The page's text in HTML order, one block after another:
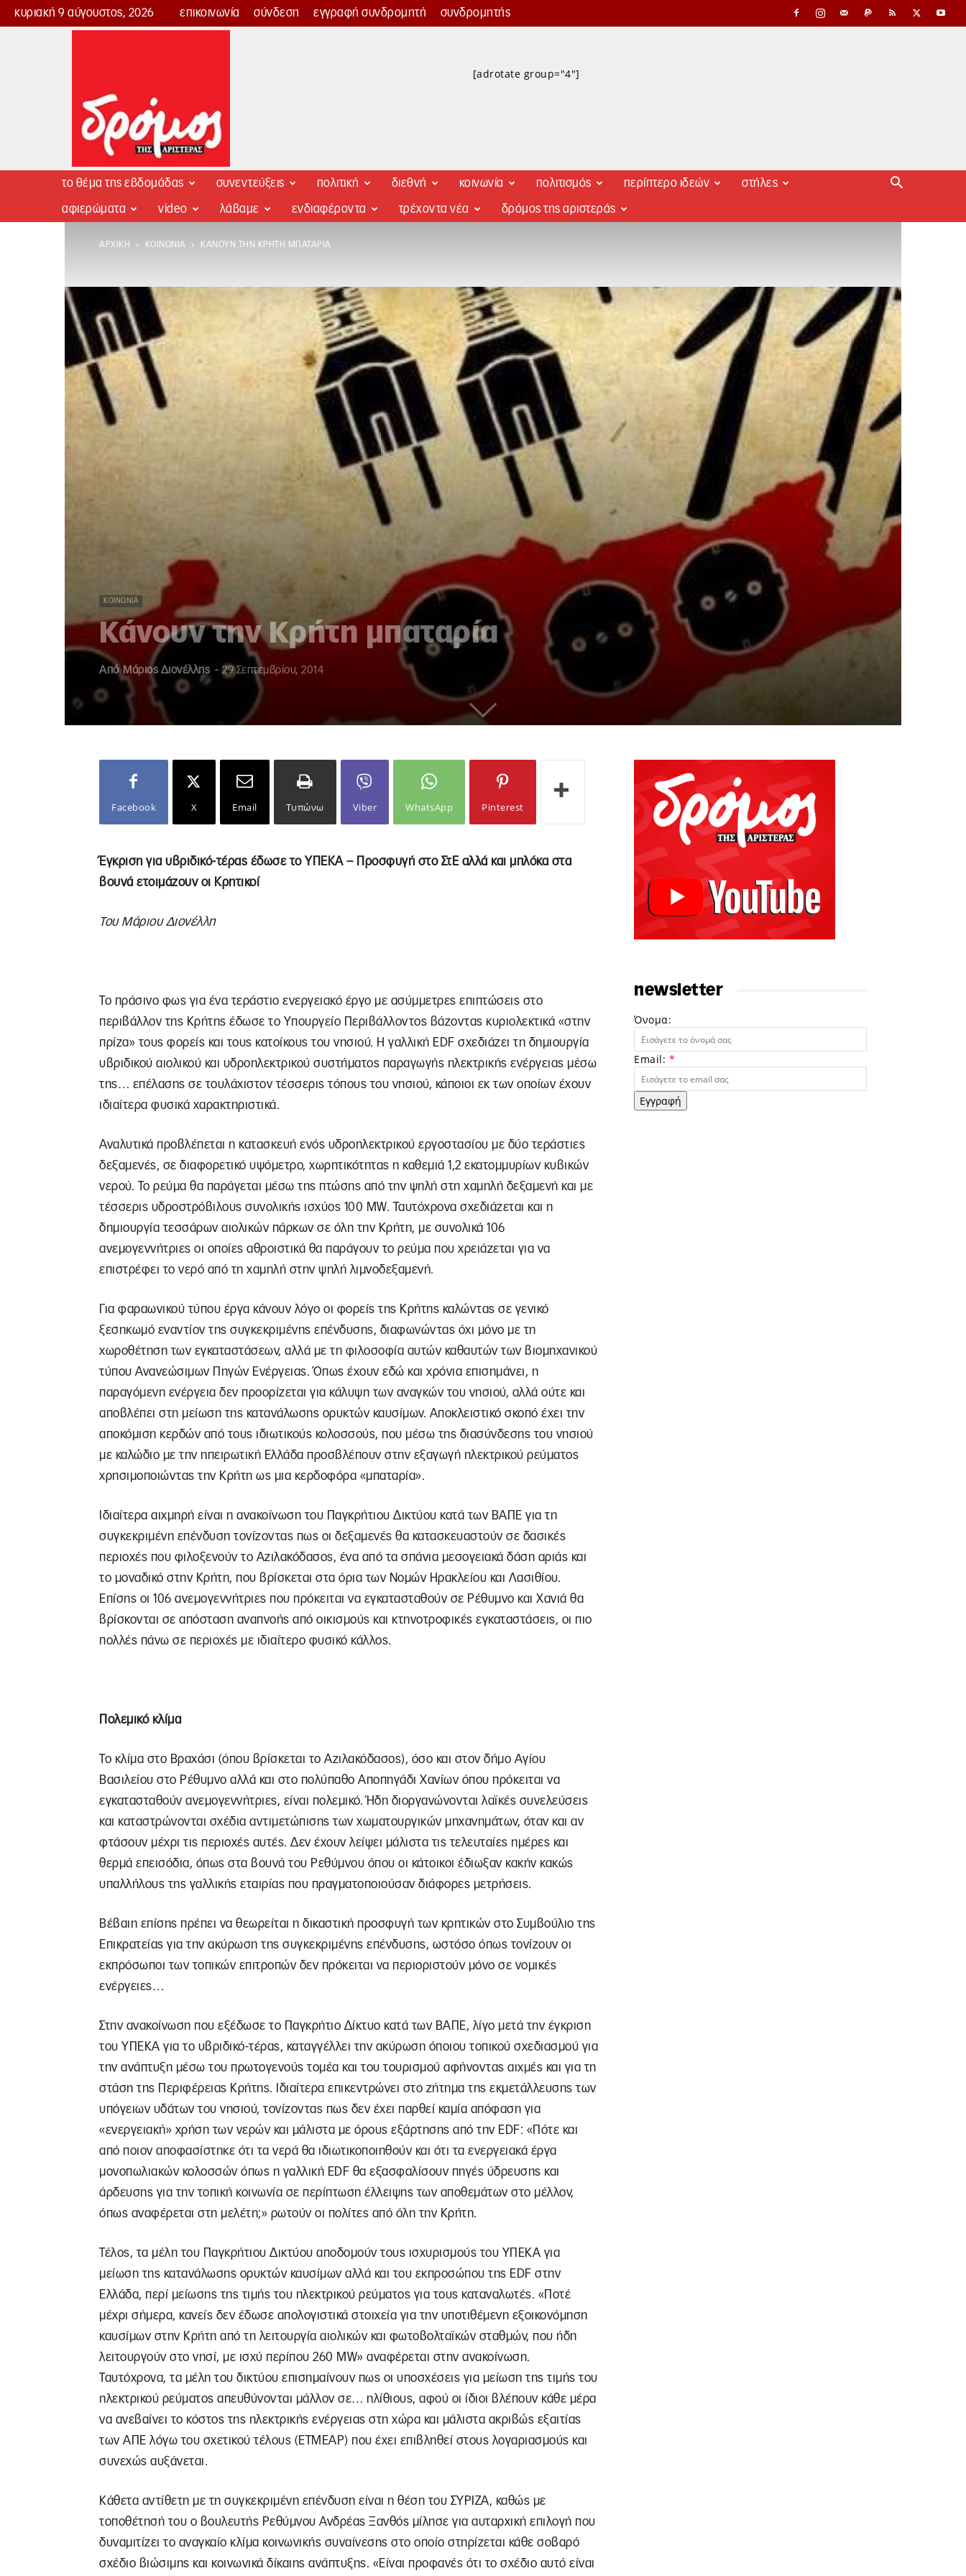
κυριακή 9 αύγουστος, 2026 επικοινωνία σύνδεση εγγραφή συνδρομητή συνδρομητής
Δρόμος
[adrotate group="4"]
το θέμα της εβδομάδας συνεντεύξεις πολιτική διεθνή κοινωνία πολιτισμός περίπτερο ιδεών στήλες
αφιερώματα video λάβαμε ενδιαφέροντα τρέχοντα νέα δρόμος της αριστεράς
ΑΡΧΙΚΉ ΚΟΙΝΩΝΊΑ ΚΆΝΟΥΝ ΤΗΝ ΚΡΉΤΗ ΜΠΑΤΑΡΊΑ
ΚΟΙΝΩΝΊΑ
Κάνουν την Κρήτη μπαταρία
Από Μάριος Διονέλλης - 29 Σεπτεμβρίου, 2014
Facebook X Email Τυπώνω Viber WhatsApp Pinterest
Έγκριση για υβριδικό-τέρας έδωσε το ΥΠΕΚΑ – Προσφυγή στο ΣτΕ αλλά και μπλόκα στα
βουνά ετοιμάζουν οι Κρητικοί
Του Μάριου Διονέλλη
Το πράσινο φως για ένα τεράστιο ενεργειακό έργο με ασύμμετρες επιπτώσεις στο
περιβάλλον της Κρήτης έδωσε το Υπουργείο Περιβάλλοντος βάζοντας κυριολεκτικά «στην
πρίζα» τους φορείς και τους κατοίκους του νησιού. Η γαλλική EDF σχεδιάζει τη δημιουργία
υβριδικού αιολικού και υδροηλεκτρικού συστήματος παραγωγής ηλεκτρικής ενέργειας μέσω
της… επέλασης σε τουλάχιστον τέσσερις τόπους του νησιού, κάποιοι εκ των οποίων έχουν
ιδιαίτερα φυσικά χαρακτηριστικά.
Αναλυτικά προβλέπεται η κατασκευή ενός υδροηλεκτρικού εργοστασίου με δύο τεράστιες
δεξαμενές, σε διαφορετικό υψόμετρο, χωρητικότητας η καθεμιά 1,2 εκατομμυρίων κυβικών
νερού. Το ρεύμα θα παράγεται μέσω της πτώσης από την ψηλή στη χαμηλή δεξαμενή και με
τέσσερις υδροστρόβιλους συνολικής ισχύος 100 MW. Ταυτόχρονα σχεδιάζεται και η
δημιουργία τεσσάρων αιολικών πάρκων σε όλη την Κρήτη, με συνολικά 106
ανεμογεννήτριες οι οποίες αθροιστικά θα παράγουν το ρεύμα που χρειάζεται για να
επιστρέφει το νερό από τη χαμηλή στην ψηλή λιμνοδεξαμενή.
Για φαραωνικού τύπου έργα κάνουν λόγο οι φορείς της Κρήτης καλώντας σε γενικό
ξεσηκωμό εναντίον της συγκεκριμένης επένδυσης, διαφωνώντας όχι μόνο με τη
χωροθέτηση των εγκαταστάσεων, αλλά με τη φιλοσοφία αυτών καθαυτών των βιομηχανικού
τύπου Ανανεώσιμων Πηγών Ενέργειας. Όπως έχουν εδώ και χρόνια επισημάνει, η
παραγόμενη ενέργεια δεν προορίζεται για κάλυψη των αναγκών του νησιού, αλλά ούτε και
αποβλέπει στη μείωση της κατανάλωσης ορυκτών καυσίμων. Αποκλειστικό σκοπό έχει την
αποκόμιση κερδών από τους ιδιωτικούς κολοσσούς, που μέσω της διασύνδεσης του νησιού
με καλώδιο με την ηπειρωτική Ελλάδα προσβλέπουν στην εξαγωγή ηλεκτρικού ρεύματος
χρησιμοποιώντας την Κρήτη ως μια κερδοφόρα «μπαταρία».
Ιδιαίτερα αιχμηρή είναι η ανακοίνωση του Παγκρήτιου Δικτύου κατά των ΒΑΠΕ για τη
συγκεκριμένη επένδυση τονίζοντας πως οι δεξαμενές θα κατασκευαστούν σε δασικές
περιοχές που φιλοξενούν το Αζιλακόδασος, ένα από τα σπάνια μεσογειακά δάση αριάς και
το μοναδικό στην Κρήτη, που βρίσκεται στα όρια των Νομών Ηρακλείου και Λασιθίου.
Επίσης οι 106 ανεμογεννήτριες που πρόκειται να εγκατασταθούν σε Ρέθυμνο και Χανιά θα
βρίσκονται σε απόσταση αναπνοής από οικισμούς και κτηνοτροφικές εγκαταστάσεις, οι πιο
πολλές πάνω σε περιοχές με ιδιαίτερο φυσικό κάλλος.
Πολεμικό κλίμα
Το κλίμα στο Βραχάσι (όπου βρίσκεται το Αζιλακόδασος), όσο και στον δήμο Αγίου
Βασιλείου στο Ρέθυμνο αλλά και στο πολύπαθο Αποπηγάδι Χανίων όπου πρόκειται να
εγκατασταθούν ανεμογεννήτριες, είναι πολεμικό. Ήδη διοργανώνονται λαϊκές συνελεύσεις
και καταστρώνονται σχέδια αντιμετώπισης των χωματουργικών μηχανημάτων, όταν και αν
φτάσουν μέχρι τις περιοχές αυτές. Δεν έχουν λείψει μάλιστα τις τελευταίες ημέρες και
θερμά επεισόδια, όπως στα βουνά του Ρεθύμνου όπου οι κάτοικοι έδιωξαν κακήν κακώς
υπαλλήλους της γαλλικής εταιρίας που πραγματοποιούσαν διάφορες μετρήσεις.
Βέβαιη επίσης πρέπει να θεωρείται η δικαστική προσφυγή των κρητικών στο Συμβούλιο της
Επικρατείας για την ακύρωση της συγκεκριμένης επένδυσης, ωστόσο όπως τονίζουν οι
εκπρόσωποι των τοπικών επιτροπών δεν πρόκειται να περιοριστούν μόνο σε νομικές
ενέργειες…
Στην ανακοίνωση που εξέδωσε το Παγκρήτιο Δίκτυο κατά των ΒΑΠΕ, λίγο μετά την έγκριση
του ΥΠΕΚΑ για το υβριδικό-τέρας, καταγγέλλει την ακύρωση όποιου τοπικού σχεδιασμού για
την ανάπτυξη μέσω του πρωτογενούς τομέα και του τουρισμού αφήνοντας αιχμές και για τη
στάση της Περιφέρειας Κρήτης. Ιδιαίτερα επικεντρώνει στο ζήτημα της εκμετάλλευσης των
υπόγειων υδάτων του νησιού, τονίζοντας πως δεν έχει παρθεί καμία απόφαση για
«ενεργειακή» χρήση των νερών και μάλιστα με όρους εξάρτησης από την EDF: «Πότε και
από ποιον αποφασίστηκε ότι τα νερά θα ιδιωτικοποιηθούν και ότι τα ενεργειακά έργα
μονοπωλιακών κολοσσών όπως η γαλλική EDF θα εξασφαλίσουν πηγές ύδρευσης και
άρδευσης για την τοπική κοινωνία σε περίπτωση έλλειψης των αποθεμάτων στο μέλλον,
όπως αναφέρεται στη μελέτη;» ρωτούν οι πολίτες από όλη την Κρήτη.
Τέλος, τα μέλη του Παγκρήτιου Δικτύου αποδομούν τους ισχυρισμούς του ΥΠΕΚΑ για
μείωση της κατανάλωσης ορυκτών καυσίμων αλλά και του εκπροσώπου της EDF στην
Ελλάδα, περί μείωσης της τιμής του ηλεκτρικού ρεύματος για τους καταναλωτές. «Ποτέ
μέχρι σήμερα, κανείς δεν έδωσε απολογιστικά στοιχεία για την υποτιθέμενη εξοικονόμηση
καυσίμων στην Κρήτη από τη λειτουργία αιολικών και φωτοβολταϊκών σταθμών, που ήδη
λειτουργούν στο νησί, με ισχύ περίπου 260 MW» αναφέρεται στην ανακοίνωση.
Ταυτόχρονα, τα μέλη του δικτύου επισημαίνουν πως οι υποσχέσεις για μείωση της τιμής του
ηλεκτρικού ρεύματος απευθύνονται μάλλον σε… ηλίθιους, αφού οι ίδιοι βλέπουν κάθε μέρα
να ανεβαίνει το κόστος της ηλεκτρικής ενέργειας στη χώρα και μάλιστα ακριβώς εξαιτίας
των ΑΠΕ λόγω του σχετικού τέλους (ΕΤΜΕΑΡ) που έχει επιβληθεί στους λογαριασμούς και
συνεχώς αυξάνεται.
Κάθετα αντίθετη με τη συγκεκριμένη επένδυση είναι η θέση του ΣΥΡΙΖΑ, καθώς με
τοποθέτησή του ο βουλευτής Ρεθύμνου Ανδρέας Ξανθός μίλησε για αυταρχική επιλογή που
δυναμιτίζει το αναγκαίο κλίμα κοινωνικής συναίνεσης στο οποίο στηρίζεται κάθε σοβαρό
σχέδιο βιώσιμης και κοινωνικά δίκαιης ανάπτυξης. «Είναι προφανές ότι το σχέδιο αυτό είναι
newsletter
Όνομα:
Email: *
Εγγραφή